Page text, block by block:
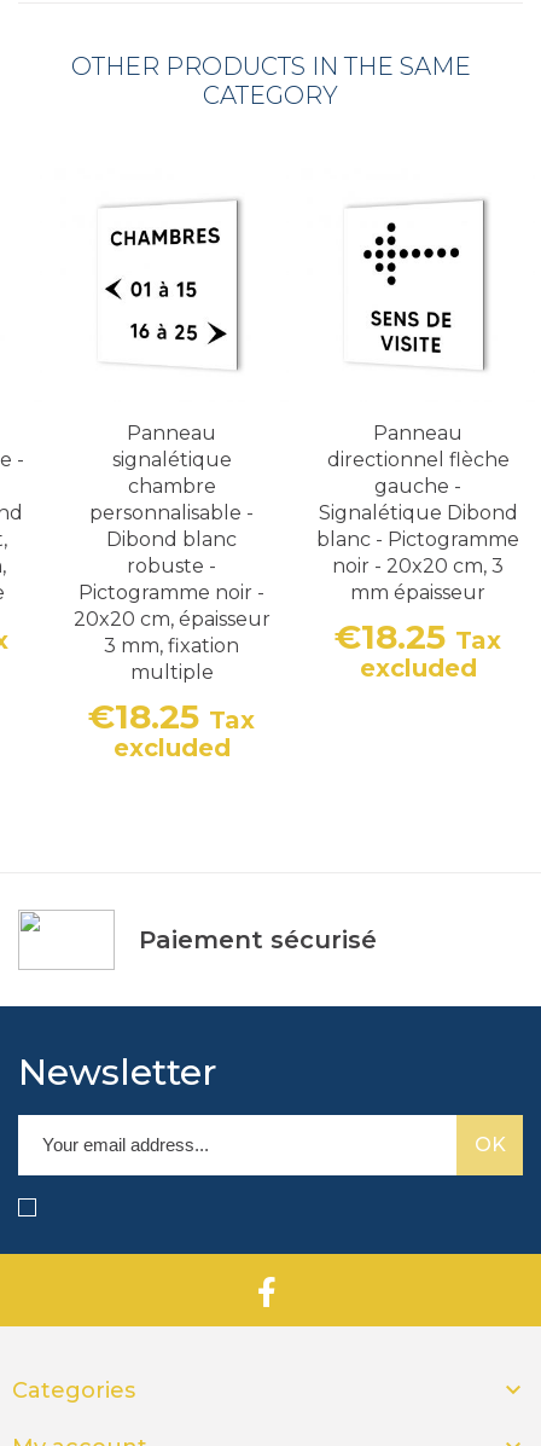
OTHER PRODUCTS IN THE SAME
CATEGORY
-
Panneau
signalétique
chambre
personnalisable -
Dibond blanc
robuste -
Pictogramme noir -
20x20 cm, épaisseur
3 mm, fixation
multiple
Price
€18.25 Tax
excluded
Panneau
directionnel flèche
gauche -
Signalétique Dibond
blanc - Pictogramme
noir - 20x20 cm, 3
mm épaisseur
Price
€18.25 Tax
excluded
Paiement sécurisé
Newsletter
Categories 